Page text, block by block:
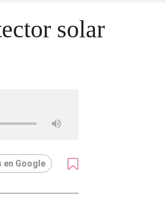
solar
en Google